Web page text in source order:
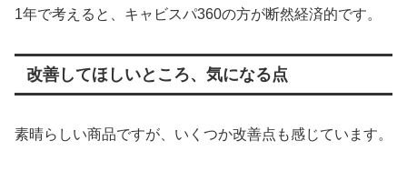
1年で考えると、キャビスパ360の方が断然経済的です。
改善してほしいところ、気になる点
素晴らしい商品ですが、いくつか改善点も感じています。